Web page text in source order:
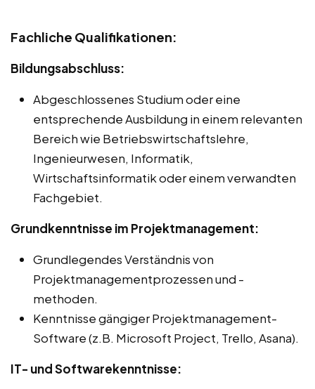
Fachliche Qualifikationen:
Bildungsabschluss:
Abgeschlossenes Studium oder eine
entsprechende Ausbildung in einem relevanten
Bereich wie Betriebswirtschaftslehre,
Ingenieurwesen, Informatik,
Wirtschaftsinformatik oder einem verwandten
Fachgebiet.
Grundkenntnisse im Projektmanagement:
Grundlegendes Verständnis von
Projektmanagementprozessen und -
methoden.
Kenntnisse gängiger Projektmanagement-
Software (z.B. Microsoft Project, Trello, Asana).
IT- und Softwarekenntnisse: